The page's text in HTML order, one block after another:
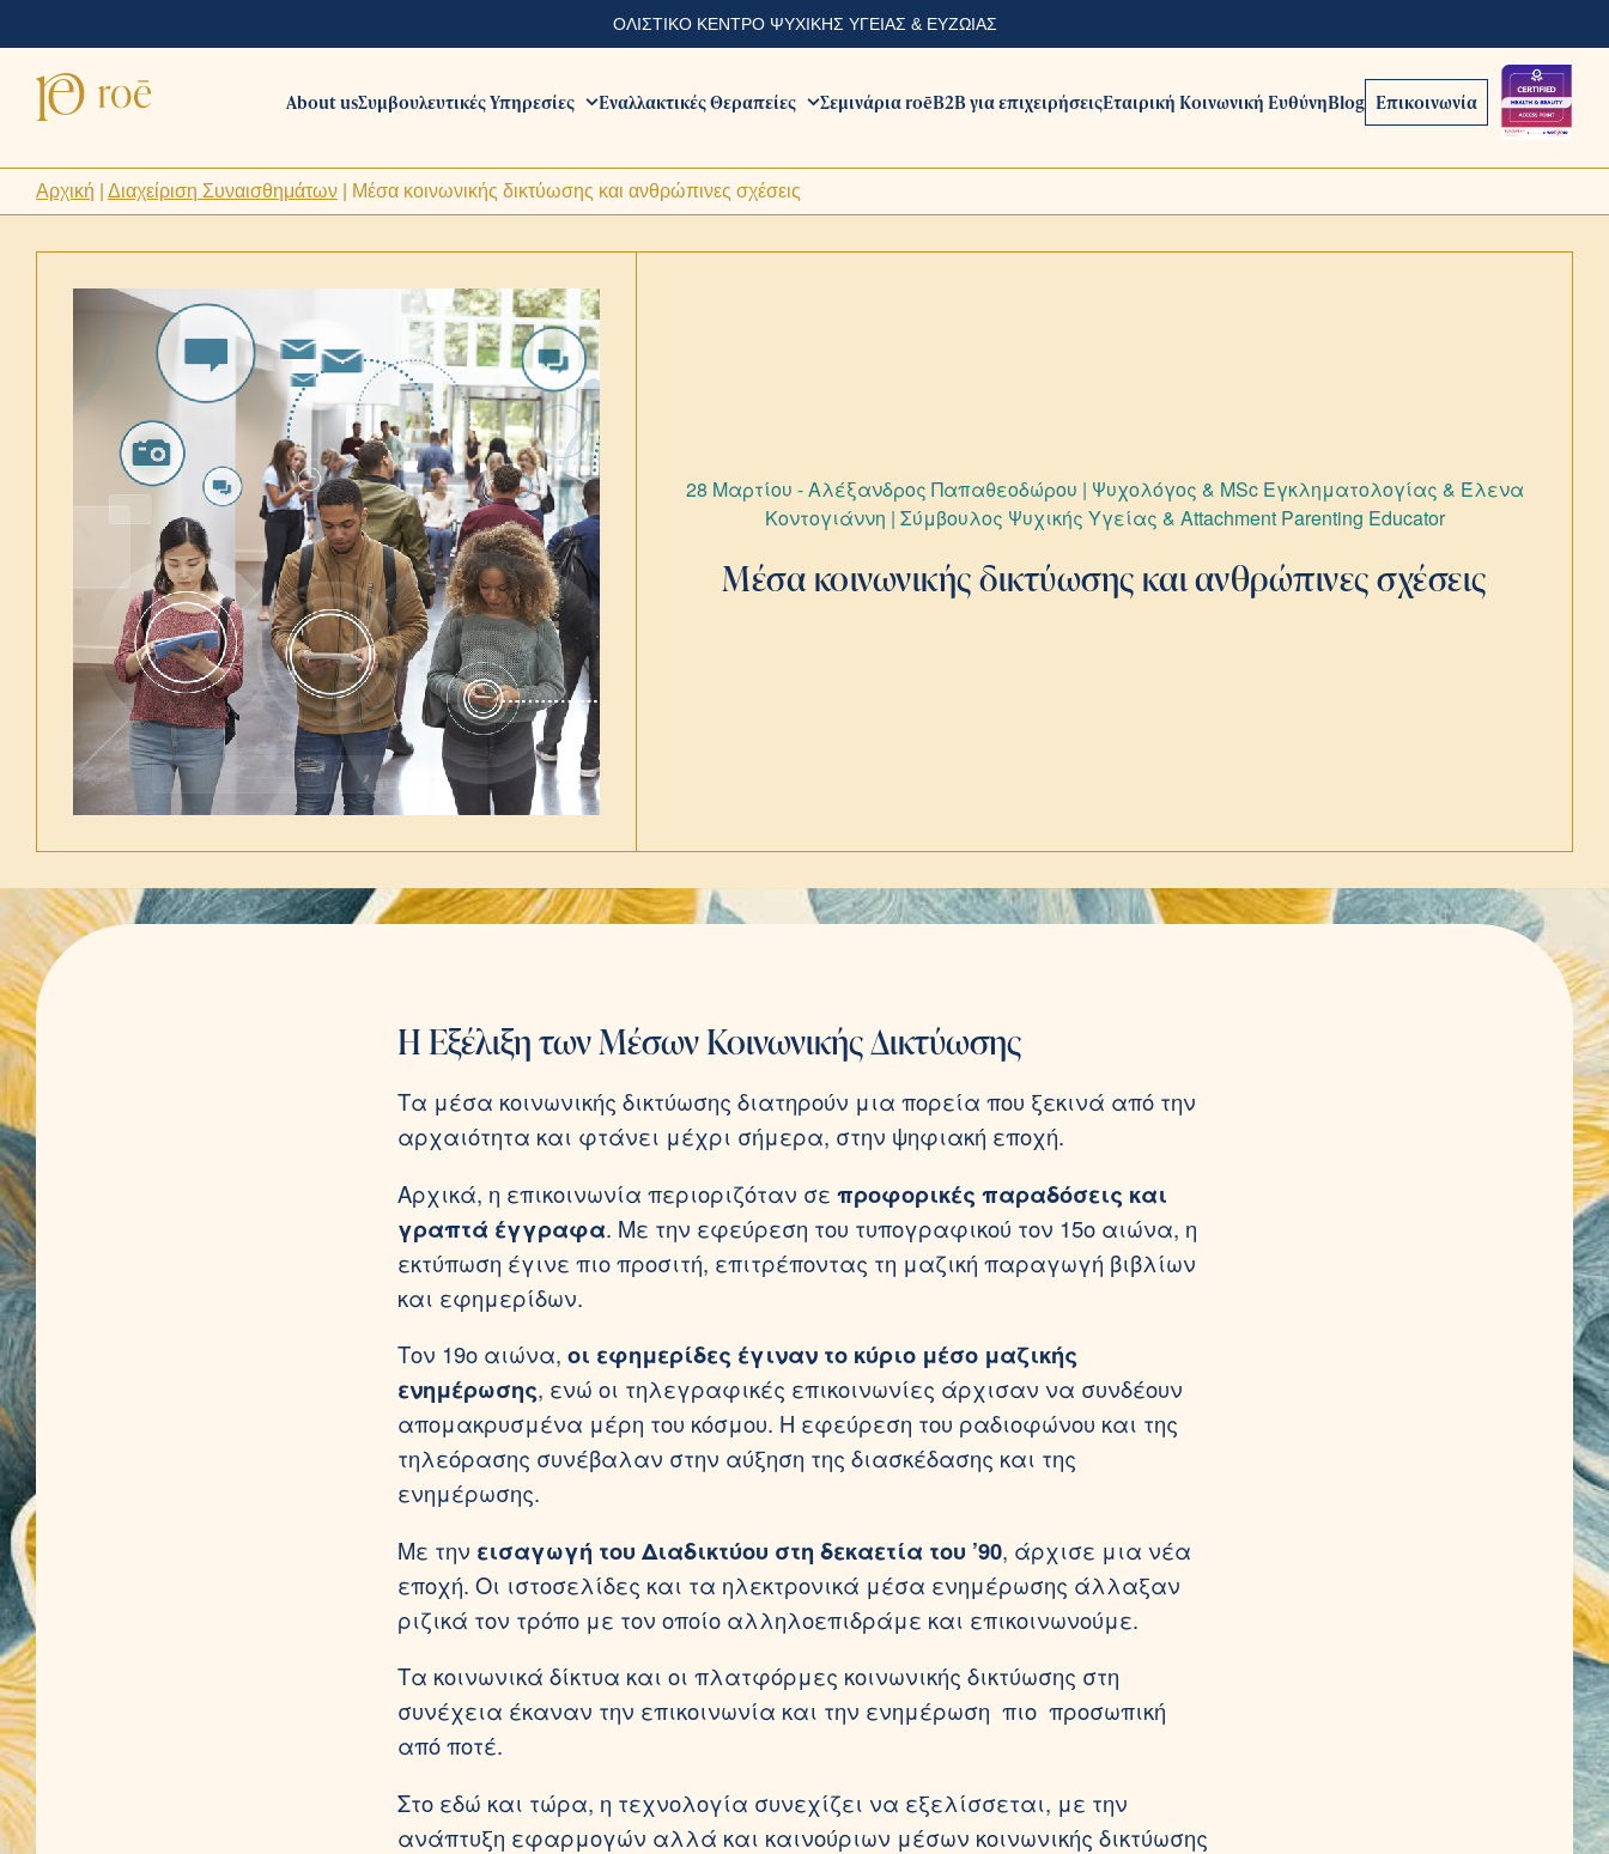
ΟΛΙΣΤΙΚΟ ΚΕΝΤΡΟ ΨΥΧΙΚΗΣ ΥΓΕΙΑΣ & ΕΥΖΩΙΑΣ
About usΣυμβουλευτικές Υπηρεσίες Εναλλακτικές Θεραπείες Σεμινάρια roēB2B για επιχειρήσειςΕταιρική Κοινωνική ΕυθύνηBlog Επικοινωνία
Αρχική Διαχείριση Συναισθημάτων Μέσα κοινωνικής δικτύωσης και ανθρώπινες σχέσεις
28 Μαρτίου - Αλέξανδρος Παπαθεοδώρου | Ψυχολόγος & ΜSc Εγκληματολογίας & Έλενα
Κοντογιάννη | Σύμβουλος Ψυχικής Υγείας & Attachment Parenting Educator
Μέσα κοινωνικής δικτύωσης και ανθρώπινες σχέσεις
Η Εξέλιξη των Μέσων Κοινωνικής Δικτύωσης
Τα μέσα κοινωνικής δικτύωσης διατηρούν μια πορεία που ξεκινά από την
αρχαιότητα και φτάνει μέχρι σήμερα, στην ψηφιακή εποχή.
Αρχικά, η επικοινωνία περιοριζόταν σε προφορικές παραδόσεις και
γραπτά έγγραφα. Με την εφεύρεση του τυπογραφικού τον 15ο αιώνα, η
εκτύπωση έγινε πιο προσιτή, επιτρέποντας τη μαζική παραγωγή βιβλίων
και εφημερίδων.
Τον 19ο αιώνα, οι εφημερίδες έγιναν το κύριο μέσο μαζικής
ενημέρωσης, ενώ οι τηλεγραφικές επικοινωνίες άρχισαν να συνδέουν
απομακρυσμένα μέρη του κόσμου. Η εφεύρεση του ραδιοφώνου και της
τηλεόρασης συνέβαλαν στην αύξηση της διασκέδασης και της
ενημέρωσης.
Με την εισαγωγή του Διαδικτύου στη δεκαετία του ’90, άρχισε μια νέα
εποχή. Οι ιστοσελίδες και τα ηλεκτρονικά μέσα ενημέρωσης άλλαξαν
ριζικά τον τρόπο με τον οποίο αλληλοεπιδράμε και επικοινωνούμε.
Τα κοινωνικά δίκτυα και οι πλατφόρμες κοινωνικής δικτύωσης στη
συνέχεια έκαναν την επικοινωνία και την ενημέρωση πιο προσωπική
από ποτέ.
Στο εδώ και τώρα, η τεχνολογία συνεχίζει να εξελίσσεται, με την
ανάπτυξη εφαρμογών αλλά και καινούριων μέσων κοινωνικής δικτύωσης